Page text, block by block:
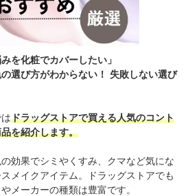
を化粧でカバーしたい」
の選び方がわからない！ 失敗しない選び
ドラッグストアで買える人気のコント
を紹介します。
効果でシミやくすみ、クマなど気にな
メイクアイテム。ドラッグストアでも
メーカーの種類は豊富です。